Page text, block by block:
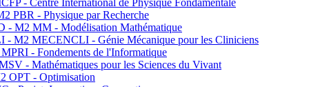
- Centre International de Physique Fondamentale
PBR - Physique par Recherche
- M2 MM - Modélisation Mathématique
M2 MECENCLI - Génie Mécanique pour les Cliniciens
- Fondements de l'Informatique
- Mathématiques pour les Sciences du Vivant
OPT - Optimisation